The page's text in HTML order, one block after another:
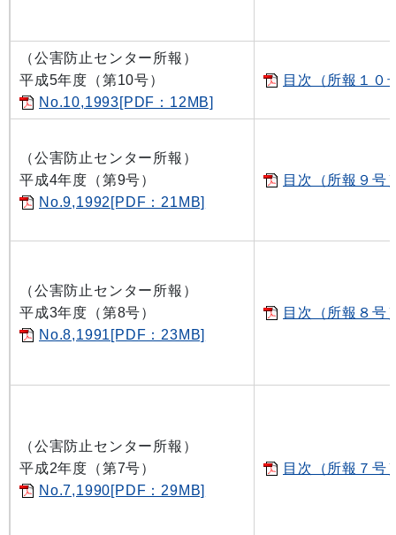
（公害防止センター所報）
平成5年度（第10号）
No.10,1993[PDF：12MB]
目次（所報１０
（公害防止センター所報）
平成4年度（第9号）
No.9,1992[PDF：21MB]
目次（所報９号
（公害防止センター所報）
平成3年度（第8号）
No.8,1991[PDF：23MB]
目次（所報８号
（公害防止センター所報）
平成2年度（第7号）
No.7,1990[PDF：29MB]
目次（所報７号